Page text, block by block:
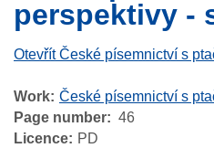
perspektivy -
Otevřít České písemnictví s
Work České písemnictví s
Page number
46
Licence
PD